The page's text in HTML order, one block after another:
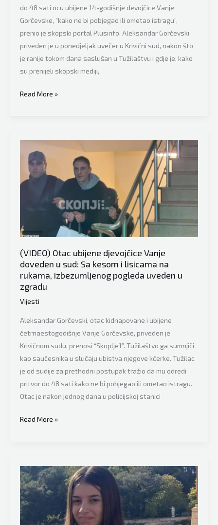
do 48 sati ocu ubijene 14-godišnje devojčice Vanje
Gorčevske, ”kako ne bi pobjegao ili ometao istragu”,
prenio je skopski portal Plusinfo. Aleksandar Gorčevski
priveden je u ponedjeljak uvečer u Krivični sud, nakon što
je ranije tokom dana saslušan u Tužilaštvu i gdje je, kako
su prenijeli skopski mediji,
Ocu
i
djevojčice
Vanje
određen
pritvor,
međunarodna
za
za
ubistvo
Read More »
(VIDEO) Otac ubijene djevojčice Vanje
doveden u sud: Sa kesom i lisicama na
rukama, izbezumljenog pogleda uveden u
zgradu
Vijesti
Aleksandar Gorčevski, otac kidnapovane i ubijene
četrnaestogodišnje Vanje Gorčevske, priveden je
Krivičnom sudu, prenosi “Skoplje1”. Tužilaštvo ga sumnjiči
kao saučesnika u slučaju ubistva njegove kćerke. Tužilac
je od sudije za prethodni postupak tražio da mu odredi
pritvor do 48 sati kako ne bi pobjegao ili ometao istragu.
Otac je nakon jednog dana u policijskoj stanici
(VIDEO)
ubijene
Vanje
doveden
u
sud:
Sa
Read More »